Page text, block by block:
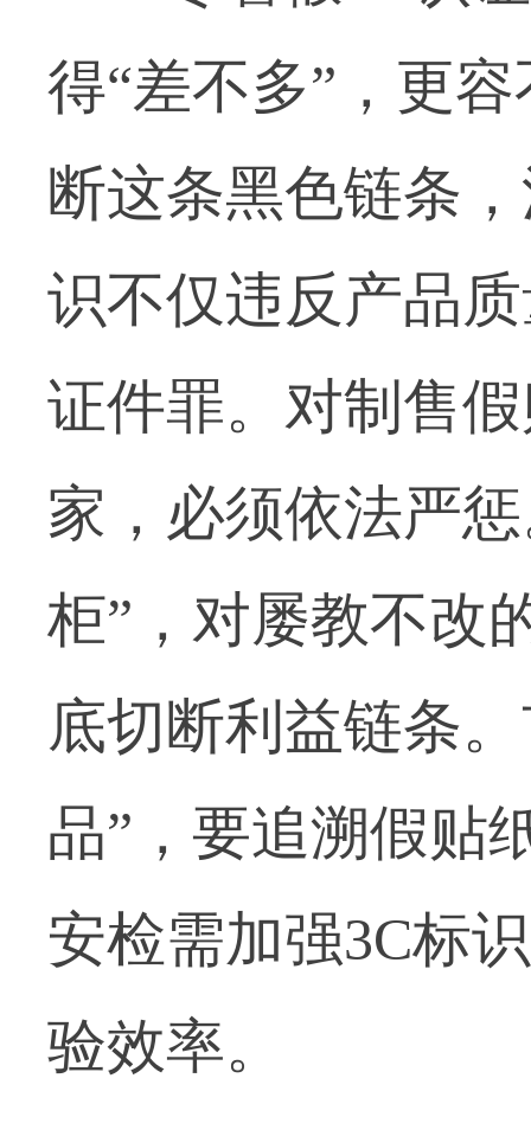
得“差不多”，更
断这条黑色链条
识不仅违反产品
证件罪。对制售
家，必须依法严
柜”，对屡教不改
底切断利益链条
品”，要追溯假贴
安检需加强3C标
验效率。